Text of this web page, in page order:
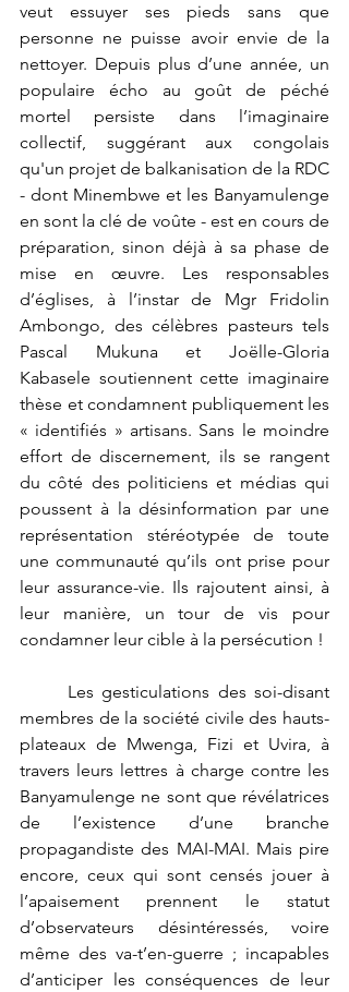
veut essuyer ses pieds sans que
personne ne puisse avoir envie de la
nettoyer. Depuis plus d’une année, un
populaire écho au goût de péché
mortel persiste dans l’imaginaire
collectif, suggérant aux congolais
qu'un projet de balkanisation de la RDC
- dont Minembwe et les Banyamulenge
en sont la clé de voûte - est en cours de
préparation, sinon déjà à sa phase de
mise en œuvre. Les responsables
d’églises, à l’instar de Mgr Fridolin
Ambongo, des célèbres pasteurs tels
Pascal Mukuna et Joëlle-Gloria
Kabasele soutiennent cette imaginaire
thèse et condamnent publiquement les
« identifiés » artisans. Sans le moindre
effort de discernement, ils se rangent
du côté des politiciens et médias qui
poussent à la désinformation par une
représentation stéréotypée de toute
une communauté qu’ils ont prise pour
leur assurance-vie. Ils rajoutent ainsi, à
leur manière, un tour de vis pour
condamner leur cible à la persécution !
membres de la société civile des hauts-
plateaux de Mwenga, Fizi et Uvira, à
travers leurs lettres à charge contre les
Banyamulenge ne sont que révélatrices
de l’existence d’une branche
propagandiste des MAI-MAI. Mais pire
encore, ceux qui sont censés jouer à
l’apaisement prennent le statut
d’observateurs désintéressés, voire
même des va-t’en-guerre ; incapables
d’anticiper les conséquences de leur